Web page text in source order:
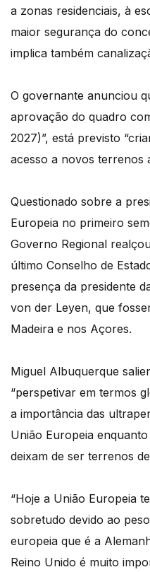
a zonas residenciais, à
maior segurança do
implica também
O governante anunciou
aprovação do quadro
2027)”, está previsto
acesso a novos terrenos
Questionado sobre a
Europeia no primeiro
Governo Regional
último Conselho de
presença da presidente
von der Leyen, que
Madeira e nos Açores.
Miguel Albuquerque
“perspetivar em termos
a importância das
União Europeia
deixam de ser terrenos
“Hoje a União Europeia
sobretudo devido ao
europeia que é a
Reino Unido é muito